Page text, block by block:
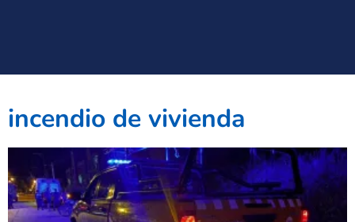
incendio de vivienda